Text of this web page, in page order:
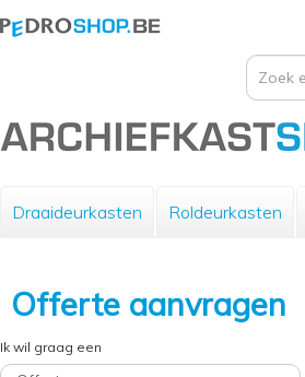
Draaideurkasten Roldeurkasten
Offerte aanvragen
Ik wil graag een